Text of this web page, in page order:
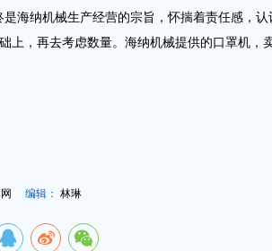
纳机械生产经营的宗旨，怀揣着责任感，认
上，再去考虑数量。海纳机械提供的口罩机，
网 编辑： 林琳